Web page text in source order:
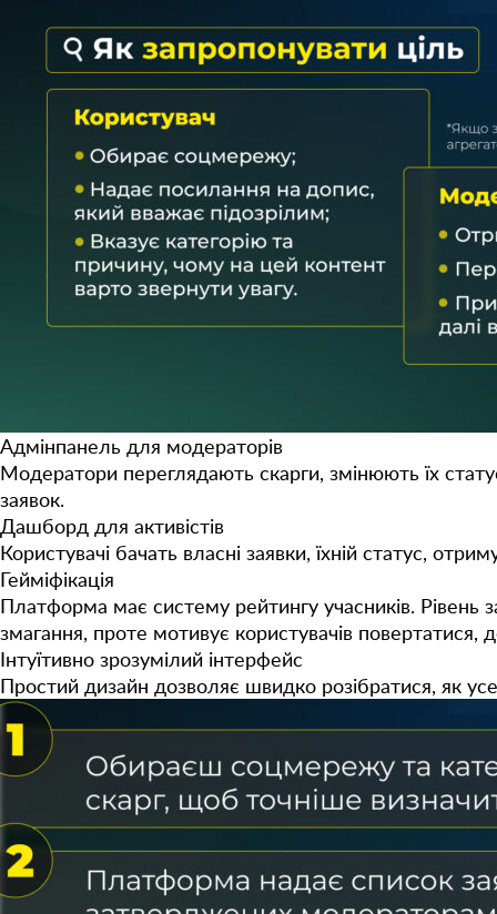
Адмінпанель для модераторів
Модератори переглядають скарги, змінюють їх
заявок.
Дашборд для активістів
Користувачі бачать власні заявки, їхній статус,
Гейміфікація
Платформа має систему рейтингу учасників. Рівень
змагання, проте мотивує користувачів
Інтуїтивно зрозумілий інтерфейс
Простий дизайн дозволяє швидко розібратися, як